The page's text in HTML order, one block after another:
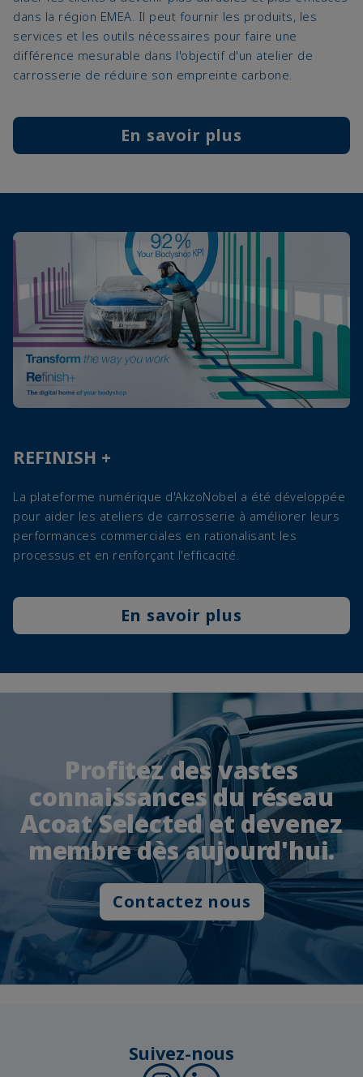
dans la région EMEA. Il peut fournir les produits, les
services et les outils nécessaires pour faire une
différence mesurable dans l'objectif d'un atelier de
carrosserie de réduire son empreinte carbone.
En savoir plus
REFINISH +
La plateforme numérique d'AkzoNobel a été développée
pour aider les ateliers de carrosserie à améliorer leurs
performances commerciales en rationalisant les
processus et en renforçant l'efficacité.
En savoir plus
Profitez des vastes
connaissances du réseau
Acoat Selected et devenez
membre dès aujourd'hui.
Contactez nous
Suivez-nous